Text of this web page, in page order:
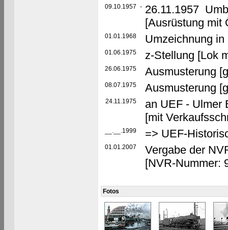
09.10.1957 - 26.11.1957
[Ausrüstung mit
01.01.1968 Umzeichnung
01.06.1975 z-Stellung [Lok
26.06.1975 Ausmusterung
08.07.1975 Ausmusterung
24.11.1975
an UEF - Ulmer
[mit
__.__.1999 => UEF-
01.01.2007
Vergabe der
[NVR-Nummer:
Fotos